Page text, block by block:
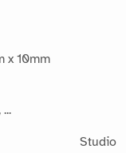
x 10mm
Studio